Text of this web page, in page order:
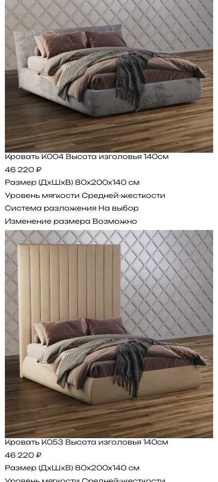
Кровать K004 Высота изголовья 140см
46 220 ₽
Размер (ДхШхВ) 80x200x140 см
Уровень мягкости Средней-жесткости
Система разложения На выбор
Изменение размера Возможно
Кровать K053 Высота изголовья 140см
46 220 ₽
Размер (ДхШхВ) 80x200x140 см